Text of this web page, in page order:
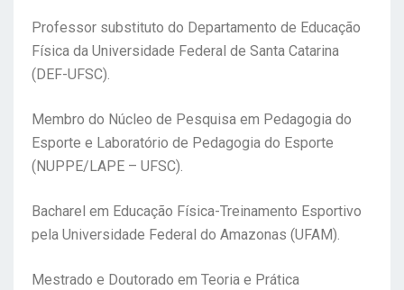
Professor substituto do Departamento de Educação
Física da Universidade Federal de Santa Catarina
(DEF-UFSC).
Membro do Núcleo de Pesquisa em Pedagogia do
Esporte e Laboratório de Pedagogia do Esporte
(NUPPE/LAPE – UFSC).
Bacharel em Educação Física-Treinamento Esportivo
pela Universidade Federal do Amazonas (UFAM).
Mestrado e Doutorado em Teoria e Prática